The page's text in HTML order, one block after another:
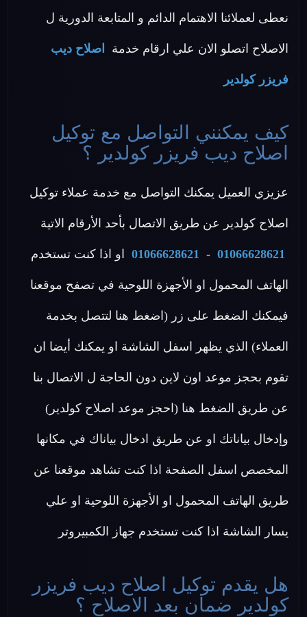
نعطى لعملائنا الاهتمام الدائم و المتابعة الدورية ل
الاصلاح اتصلو الان علي ارقام خدمة اصلاح ديب
فريزر كولدير
كيف يمكنني التواصل مع توكيل
اصلاح ديب فريزر كولدير ؟
عزيزي العميل يمكنك التواصل مع خدمة عملاء توكيل
اصلاح كولدير عن طريق الاتصال بأحد الأرقام الاتية
01066628621
-
01066628621 او اذا كنت تستخدم
الهاتف المحمول او الأجهزة اللوحية في تصفح موقعنا
فيمكنك الضغط على زر (اضغط هنا لتتصل بخدمة
العملاء) الذي يظهر اسفل الشاشة او يمكنك أيضا ان
تقوم بحجز موعد اون لاين دون الحاجة ل الاتصال بنا
عن طريق الضغط هنا (احجز موعد اصلاح كولدير)
وإدخال بياناتك او عن طريق ادخال بياناك في مكانها
المخصص اسفل الصفحة اذا كنت تشاهد موقعنا عن
طريق الهاتف المحمول او الأجهزة اللوحية او علي
يسار الشاشة اذا كنت تستخدم جهاز الكمبيروتر
هل يقدم توكيل اصلاح ديب فريزر
كولدير ضمان بعد الاصلاح ؟